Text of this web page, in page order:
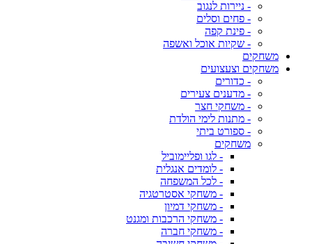
- ניירות לנגוב
- פחים וסלים
- פינת קפה
- שקיות אוכל ואשפה
משחקים
משחקים וצעצועים
- כדורים
- מדענים צעירים
- משחקי חצר
- מתנות לימי הולדת
- ספורט ביתי
משחקים
- לגו ופליימוביל
- לומדים אנגלית
- לכל המשפחה
- משחקי אסטרטגיה
- משחקי דמיון
- משחקי הרכבות ומגנט
- משחקי חברה